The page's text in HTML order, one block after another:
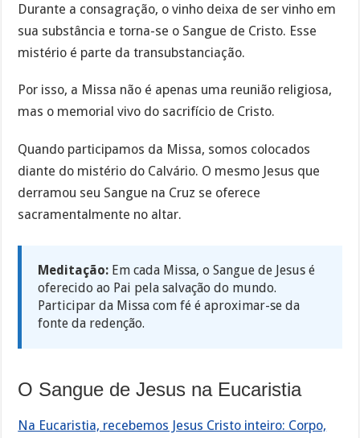
Durante a consagração, o vinho deixa de ser vinho em
sua substância e torna-se o Sangue de Cristo. Esse
mistério é parte da transubstanciação.
Por isso, a Missa não é apenas uma reunião religiosa,
mas o memorial vivo do sacrifício de Cristo.
Quando participamos da Missa, somos colocados
diante do mistério do Calvário. O mesmo Jesus que
derramou seu Sangue na Cruz se oferece
sacramentalmente no altar.
Meditação: Em cada Missa, o Sangue de Jesus é
oferecido ao Pai pela salvação do mundo.
Participar da Missa com fé é aproximar-se da
fonte da redenção.
O Sangue de Jesus na Eucaristia
Na Eucaristia, recebemos Jesus Cristo inteiro: Corpo,